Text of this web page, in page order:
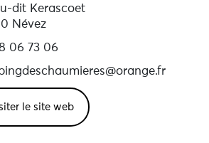
dit Kerascoet
Névez
06 73 06
le site web